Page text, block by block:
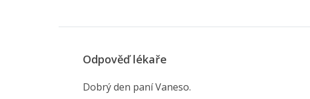
Odpověď lékaře
Dobrý den paní Vaneso.